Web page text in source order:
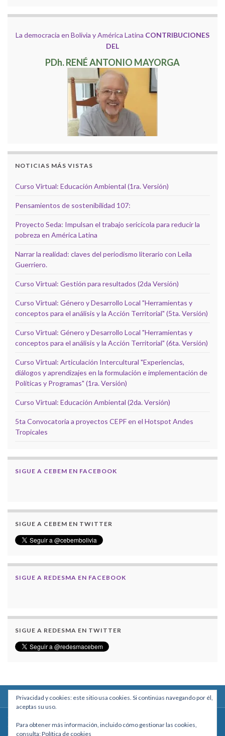
La democracia en Bolivia y América Latina CONTRIBUCIONES
DEL
PDh. RENÉ ANTONIO MAYORGA
NOTICIAS MÁS VISTAS
Curso Virtual: Educación Ambiental (1ra. Versión)
Pensamientos de sostenibilidad 107:
Proyecto Seda: Impulsan el trabajo sericícola para reducir la
pobreza en América Latina
Narrar la realidad: claves del periodismo literario con Leila
Guerriero.
Curso Virtual: Gestión para resultados (2da Versión)
Curso Virtual: Género y Desarrollo Local "Herramientas y
conceptos para el análisis y la Acción Territorial" (5ta. Versión)
Curso Virtual: Género y Desarrollo Local "Herramientas y
conceptos para el análisis y la Acción Territorial" (6ta. Versión)
Curso Virtual: Articulación Intercultural "Experiencias,
diálogos y aprendizajes en la formulación e implementación de
Políticas y Programas" (1ra. Versión)
Curso Virtual: Educación Ambiental (2da. Versión)
5ta Convocatoria a proyectos CEPF en el Hotspot Andes
Tropicales
SIGUE A CEBEM EN FACEBOOK
SIGUE A CEBEM EN TWITTER
SIGUE A REDESMA EN FACEBOOK
SIGUE A REDESMA EN TWITTER
Calle Macario Pinilla # 2588 esq. Av. Arce, Edificio Arcadia, Mezzanine, Of. 101
Privacidad y cookies: este sitio usa cookies. Si continúas navegando por él,
aceptas su uso.
Para obtener más información, incluido cómo gestionar las cookies,
consulta:Política de cookies